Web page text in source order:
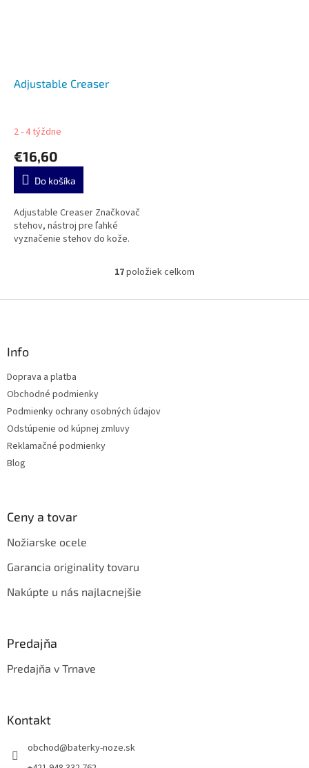
Adjustable Creaser
2 - 4 týždne
€16,60
Do košíka
Adjustable Creaser Značkovač
stehov, nástroj pre ľahké
vyznačenie stehov do kože.
O
l
r
17položiek celkom
Info
Doprava a platba
Obchodné podmienky
Podmienky ochrany osobných údajov
Odstúpenie od kúpnej zmluvy
Reklamačné podmienky
Blog
Ceny a tovar
Nožiarske ocele
Garancia originality tovaru
Nakúpte u nás najlacnejšie
Predajňa
Predajňa v Trnave
Kontakt
obchod@baterky-noze.sk